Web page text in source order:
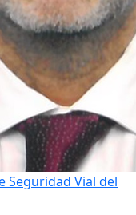
Seguridad Vial del